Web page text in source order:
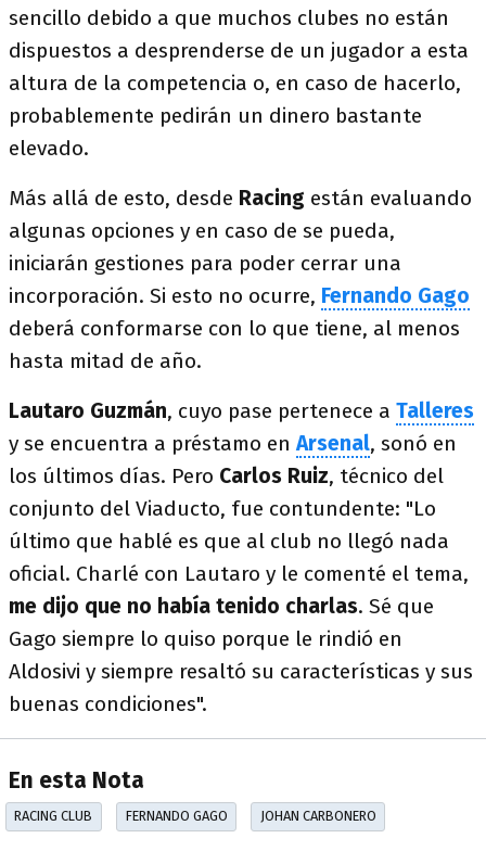
sencillo debido a que muchos clubes no están
dispuestos a desprenderse de un jugador a esta
altura de la competencia o, en caso de hacerlo,
probablemente pedirán un dinero bastante
elevado.
Más allá de esto, desde Racing están evaluando
algunas opciones y en caso de se pueda,
iniciarán gestiones para poder cerrar una
incorporación. Si esto no ocurre, Fernando Gago
deberá conformarse con lo que tiene, al menos
hasta mitad de año.
Lautaro Guzmán, cuyo pase pertenece a Talleres
y se encuentra a préstamo enArsenal, sonó en
los últimos días. Pero Carlos Ruiz, técnico del
conjunto del Viaducto, fue contundente: "Lo
último que hablé es que al club no llegó nada
oficial. Charlé con Lautaro y le comenté el tema,
me dijo que no había tenido charlas. Sé que
Gago siempre lo quiso porque le rindió en
Aldosivi y siempre resaltó su características y sus
buenas condiciones".
En esta Nota
RACING CLUB FERNANDO GAGO JOHAN CARBONERO